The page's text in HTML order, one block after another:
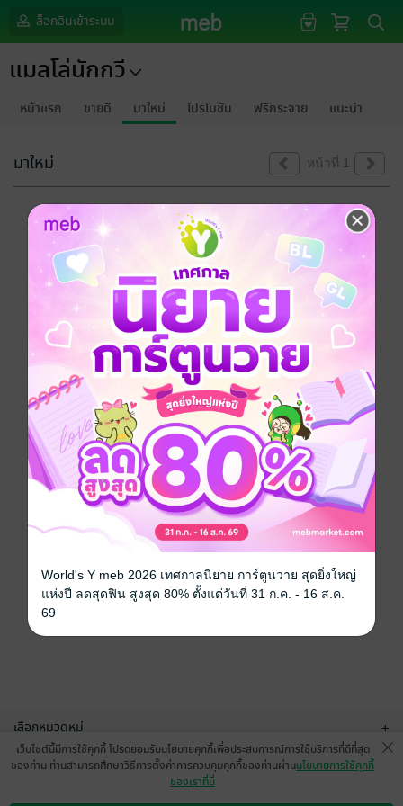
ล็อกอินเข้าระบบ
แมลโล่นักกวี
หน้าแรก ขายดี มาใหม่ โปรโมชัน ฟรีกระจาย แนะนำ
มาใหม่ หน้าที่ 1
ขออภัยด้วยนะคะ
ไม่พบข้อมูลในหัวข้อที่คุณกำลังชมค่ะ
เลือกหมวดหมู่ +
บริการช่วยเหลือ
เว็บไซต์นี้มีการใช้คุกกี้ โปรดยอมรับนโยบายคุกกี้เพื่อประสบการณ์การใช้บริการที่ดีที่สุด
ของท่าน ท่านสามารถศึกษาวิธีการตั้งค่าการควบคุมคุกกี้ของท่านผ่านนโยบายการใช้คุกกี้
ของเราที่นี่
World's Y meb 2026 เทศกาลนิยาย การ์ตูนวาย สุดยิ่งใหญ่
แห่งปี ลดสุดฟิน สูงสุด 80% ตั้งแต่วันที่ 31 ก.ค. - 16 ส.ค.
69